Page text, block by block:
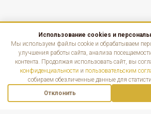
КАТАЛОГ
ИНФОРМАЦИЯ
КОНТАКТЫ
Использование cookies и
Мы используем файлы cookie и обрабатываем
улучшения работы сайта, анализа
контента. Продолжая использовать сайт, вы
конфиденциальности и пользовательским
собираем обезличенные данные для
Отклонить